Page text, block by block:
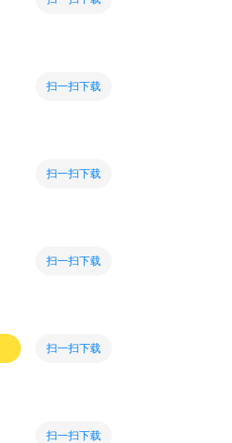
扫一扫下载
扫一扫下载
扫一扫下载
扫一扫下载
扫一扫下载